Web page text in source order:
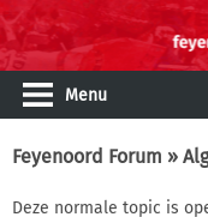
Menu
Feyenoord Forum »
Deze normale topic is